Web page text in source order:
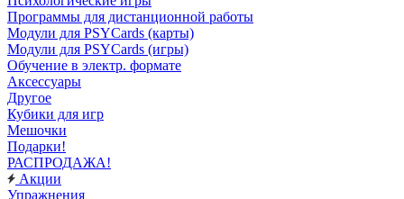
Программы для дистанционной работы
Модули для PSYCards (карты)
Модули для PSYCards (игры)
Обучение в электр. формате
Аксессуары
Другое
Кубики для игр
Мешочки
Подарки!
РАСПРОДАЖА!
Акции
Упражнения